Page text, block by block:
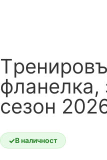
фланелка,
сезон
✓В наличност